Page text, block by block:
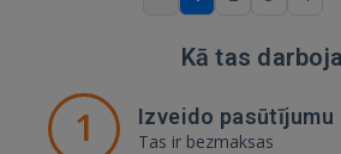
Kā tas
1 Izveido pasūtījumu
Tas ir bezmaksas